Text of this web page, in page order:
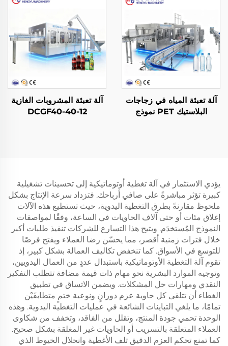
آلة تعبئة المياه في زجاجات
البلاستيك PET نموذج
آلة تعبئة المشروبات الغازية
DCGF40-40-12
يؤدي الاستثمار في آلة تغطية أوتوماتيكية إلى تحسينات تشغيلية
كبيرة تؤثر مباشرةً على صافي أرباحك. فتزداد سرعة الإنتاج بشكل
ملحوظ مقارنةً بطرق التغطية اليدوية، حيث تستطيع هذه الآلات
إغلاق مئات أو حتى آلاف الحاويات في الساعة، وفقًا لمواصفات
النموذج المُستخدَم. ويتيح هذا التسارع للشركات تنفيذ طلبات أكبر
خلال فترات زمنية أقصر، مما يحسّن رضا العملاء ويفتح فرصًا
للتوسع في الأسواق. كما تنخفض تكاليف العمالة بشكل كبير، إذ
تقوم آلة التغطية الأوتوماتيكية باستبدال عددٍ من العمال اليدويين،
وتوجيه الموارد البشرية نحو مهام ذات قيمة مضافة تتطلب التفكير
النقدي ومهارات حل المشكلات. ويضمن الاتساق في تطبيق
الغطاء أن تتلقى كل حاوية عزم دورانٍ ونوعية ختمٍ متطابقَيْن
تمامًا، ما يلغي التباينات الشائعة في عمليات التغطية اليدوية. وهذه
الوحدة تحمي جودة المنتج، وتقلل من الفاقد، وتخفف من شكاوى
العملاء المتعلقة بالتسريب أو الحاويات غير المغلقة بشكل صحيح.
كما تمنع تحكم العزم الدقيق تلف الأغطية وانحلال الخيوط الذي